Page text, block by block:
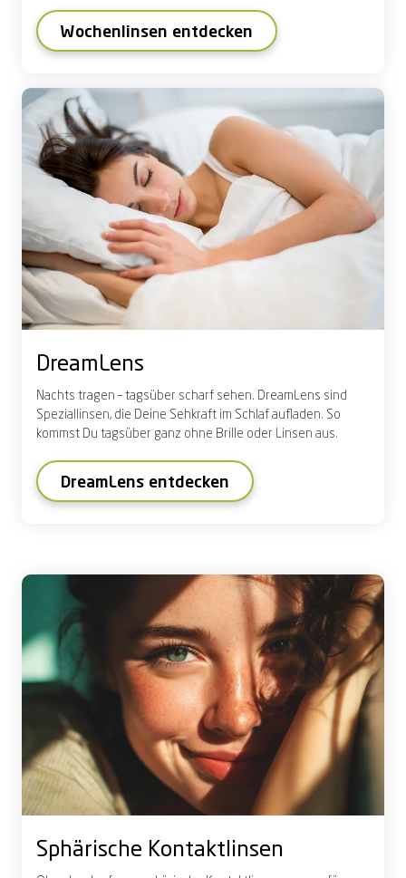
Wochenlinsen entdecken
DreamLens
Nachts tragen – tagsüber scharf sehen. DreamLens sind
Speziallinsen, die Deine Sehkraft im Schlaf aufladen. So
kommst Du tagsüber ganz ohne Brille oder insen aus.
DreamLens entdecken
Sphärische Kontaktlinsen